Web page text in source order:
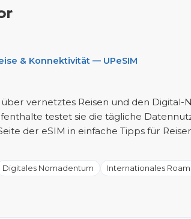
& Konnektivität — UPeSIM
vernetztes Reisen und den Digital-
testet sie die tägliche
der eSIM in einfache Tipps für
Digitales Nomadentum
Internationales